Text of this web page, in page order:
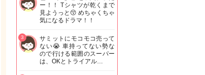
ー！！ Tシャツが乾くまで
見ようっと😚 めちゃくちゃ
気になるドラマ！！
サミットにモコモコ売って
ない😭 車持ってない勢な
ので行ける範囲のスーパー
は、OKとトライアル…
3